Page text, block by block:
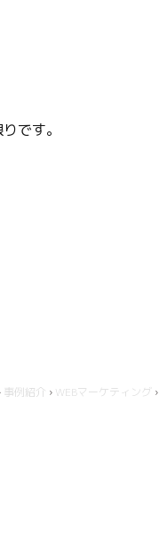
です。
事例紹介 › WEBマーケティング ›